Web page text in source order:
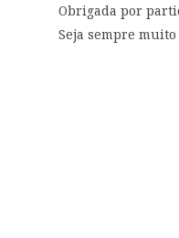
Obrigada por
Seja sempre